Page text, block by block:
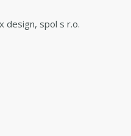
design, spol s r.o.